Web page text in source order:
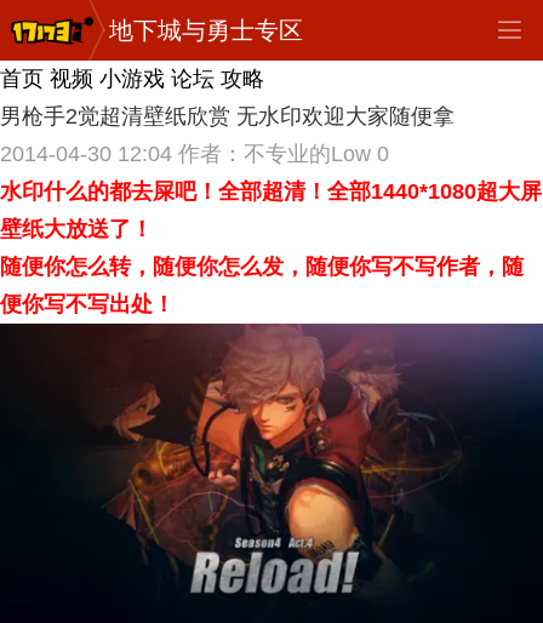
地下城与勇士专区
首页 视频 小游戏 论坛 攻略
男枪手2觉超清壁纸欣赏 无水印欢迎大家随便拿
2014-04-30 12:04 作者：不专业的Low 0
水印什么的都去屎吧！全部超清！全部1440*1080超大屏
壁纸大放送了！
随便你怎么转，随便你怎么发，随便你写不写作者，随
便你写不写出处！